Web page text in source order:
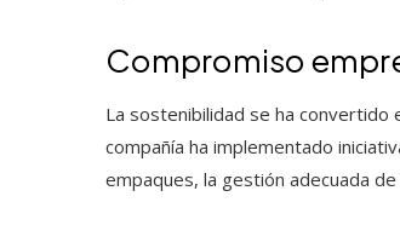
Compromiso
La sostenibilidad se ha
compañía ha implementado
empaques, la gestión adecuada